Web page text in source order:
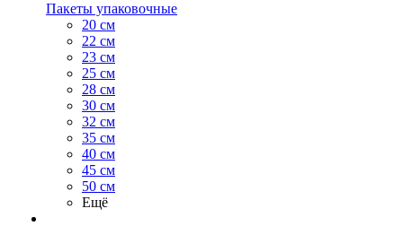
Пакеты упаковочные
20 см
22 см
23 см
25 см
28 см
30 см
32 см
35 см
40 см
45 см
50 см
Ещё